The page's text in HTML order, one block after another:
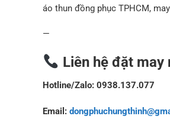
áo thun đồng phục TPHCM,
—
Liên hệ đặt may
Hotline/Zalo: 0938.137.077
Email: